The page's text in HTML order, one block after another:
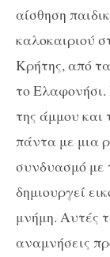
αίσθηση
καλοκαιριού
Κρήτης, από
το
της άμμου
πάντα με μια
συνδυασμό με
δημιουργεί
μνήμη. Αυτές
αναμνήσεις